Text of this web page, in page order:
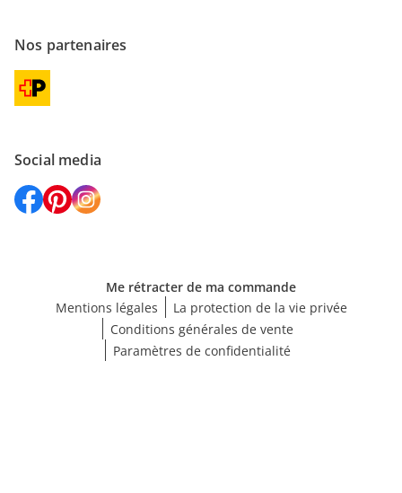
Nos partenaires
Social media
Me rétracter de ma commande
Mentions légales
La protection de la vie privée
Conditions générales de vente
Paramètres de confidentialité